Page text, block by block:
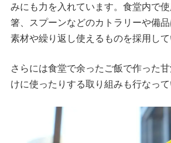
みにも力を入れています。食堂内で
箸、スプーンなどのカトラリーや備
素材や繰り返し使えるものを採用して
さらには食堂で余ったご飯で作った
けに使ったりする取り組みも行なって